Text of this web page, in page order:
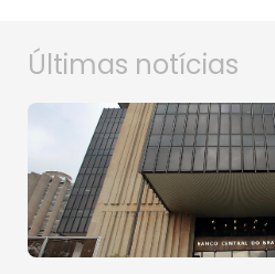
Últimas notícias